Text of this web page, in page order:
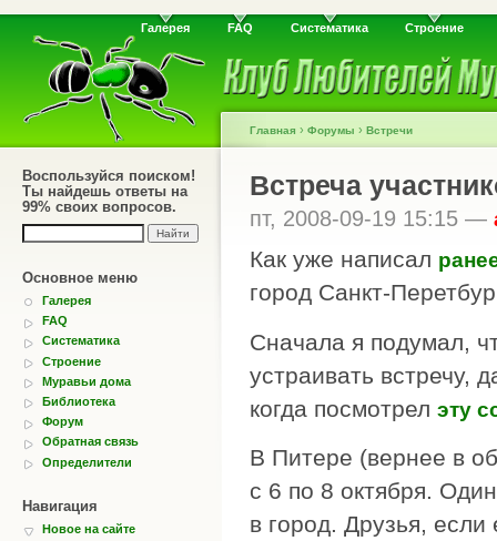
Галерея FAQ Систематика Строение
Воспользуйся поиском!
Ты найдешь ответы на
99% своих вопросов.
Основное меню
Галерея
FAQ
Систематика
Строение
Муравьи дома
Библиотека
Форум
Обратная связь
Определители
Навигация
Новое на сайте
Главная › Форумы › Встречи
Встреча
пт, 2008-09-19 15:15 —
Как уже написал
город Санкт-
Сначала я подумал,
устраивать встречу,
когда посмотрел эту
В Питере (вернее в
с 6 по 8 октября.
в город. Друзья,